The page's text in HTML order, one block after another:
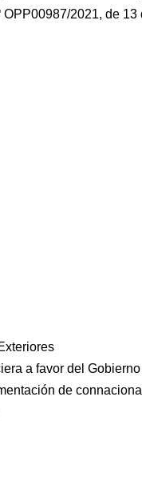
OPP00987/2021, de 13
a favor del
de